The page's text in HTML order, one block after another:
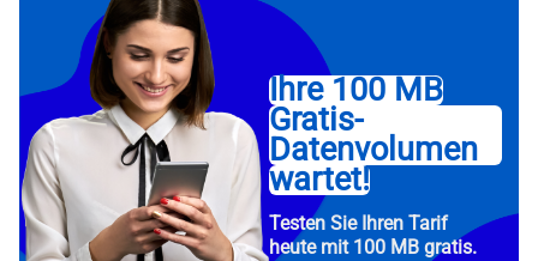
Ihre 100 MB
Gratis-
Datenvolumen
wartet!
Testen Sie Ihren Tarif
heute mit 100 MB gratis.